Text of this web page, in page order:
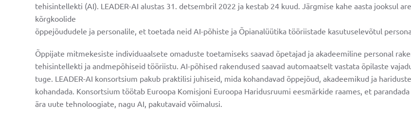
Veel
Partnerid
e-õpe
tehisintellekti (AI). LEADER-AI alustas 31. detsembril 2022 ja kestab 24 kuud. Järgmise kahe aasta jooksul
kõrgkoolide
õppejõududele ja personalile, et toetada neid AI-põhiste ja Õpianalüütika tööriistade kasutuselevõtul
Õppijate mitmekesiste individuaalsete omaduste toetamiseks saavad õpetajad ja akadeemiline personal
tehisintellekti ja andmepõhiseid tööriistu. AI-põhised rakendused saavad automaatselt vastata õpilaste
tuge. LEADER-AI konsortsium pakub praktilisi juhiseid, mida kohandavad õppejõud, akadeemikud ja
kohandada. Konsortsium töötab Euroopa Komisjoni Euroopa Haridusruumi eesmärkide raames, et
ära uute tehnoloogiate, nagu AI, pakutavaid võimalusi.